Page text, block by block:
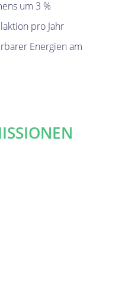
um 3 %
pro Jahr
Energien am